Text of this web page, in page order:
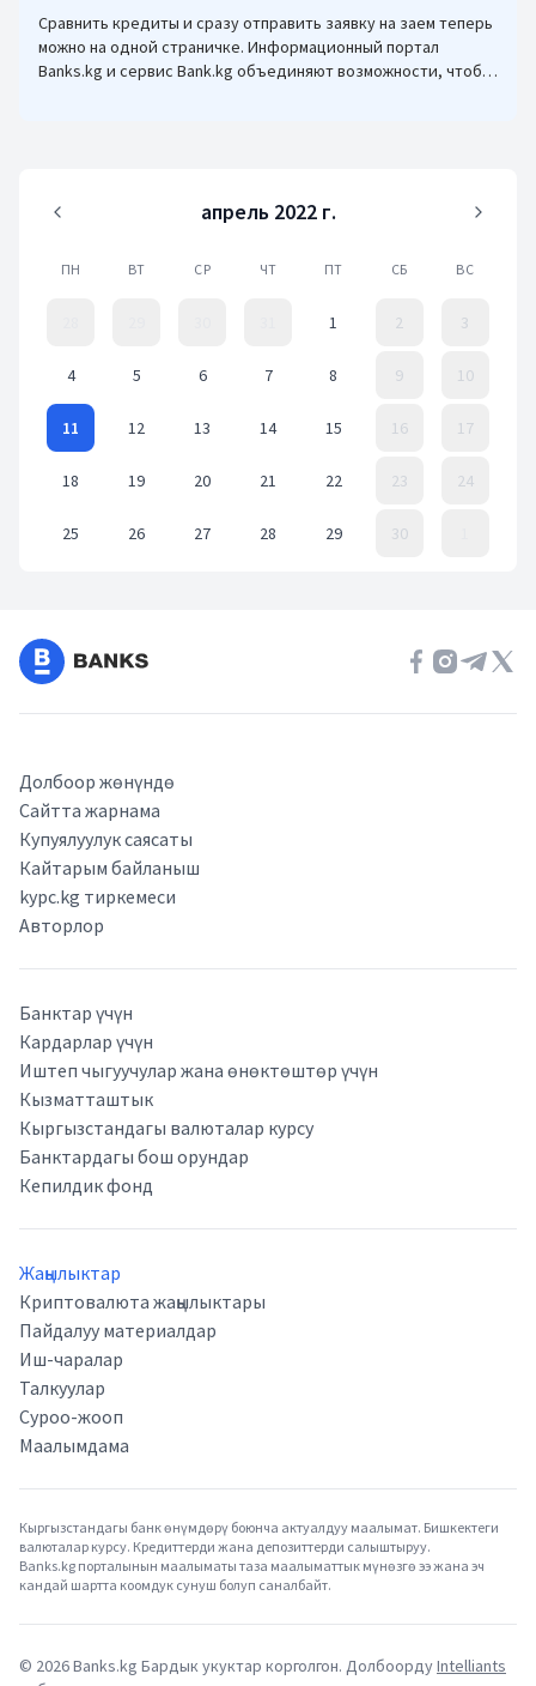
Сравнить кредиты и сразу отправить заявку на заем теперь
можно на одной страничке. Информационный портал
Banks.kg и сервис Bank.kg объединяют возможности, чтобы
апрель 2022 г.
ПН ВТ СР ЧТ ПТ СБ ВС
1 2 3
4 5 6 7 8 9 10
11 12 13 14 15 16 17
18 19 20 21 22 23 24
25 26 27 28 29 30
Долбоор жөнүндө
Сайтта жарнама
Купуялуулук саясаты
Кайтарым байланыш
kypc.kg тиркемеси
Авторлор
Банктар үчүн
Кардарлар үчүн
Иштеп чыгуучулар жана өнөктөштөр үчүн
Кызматташтык
Кыргызстандагы валюталар курсу
Банктардагы бош орундар
Кепилдик фонд
Жаңылыктар
Криптовалюта жаңылыктары
Пайдалуу материалдар
Иш-чаралар
Талкуулар
Суроо-жооп
Маалымдама
Кыргызстандагы банк өнүмдөрү боюнча актуалдуу маалымат. Бишкектеги
валюталар курсу. Кредиттерди жана депозиттерди салыштыруу.
Banks.kg порталынын маалыматы таза маалыматтык мүнөзгө ээ жана эч
кандай шартта коомдук сунуш болуп саналбайт.
© 2026Banks.kg Бардык укуктар корголгон. ДолбоордуIntelliants